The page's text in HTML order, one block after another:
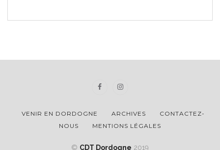
VENIR EN DORDOGNE ARCHIVES
CONTACTEZ-
NOUS
MENTIONS LÉGALES
© CDT Dordogne 2019